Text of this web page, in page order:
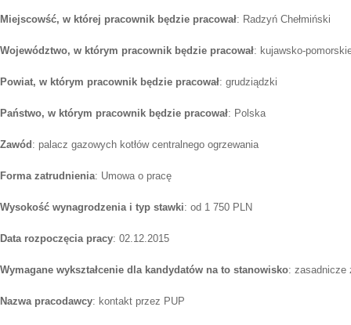
Miejscowść, w której pracownik będzie pracował: Radzyń Chełmiński
Województwo, w którym pracownik będzie pracował: kujawsko-
Powiat, w którym pracownik będzie pracował: grudziądzki
Państwo, w którym pracownik będzie pracował: Polska
Zawód: palacz gazowych kotłów centralnego ogrzewania
Forma zatrudnienia: Umowa o pracę
Wysokość wynagrodzenia i typ stawki: od 1 750 PLN
Data rozpoczęcia pracy: 02.12.2015
Wymagane wykształcenie dla kandydatów na to stanowisko: zasadnicze
Nazwa pracodawcy: kontakt przez PUP